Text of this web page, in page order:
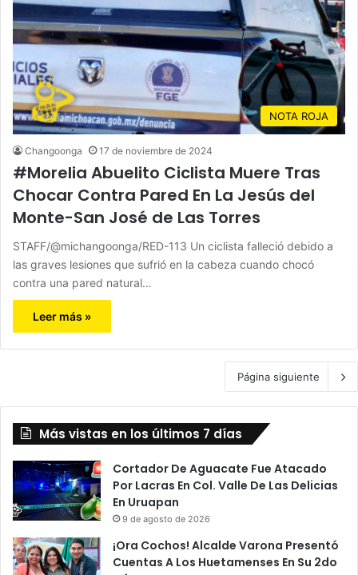
NOTA ROJA
Changoonga 17 de noviembre de 2024
#Morelia Abuelito Ciclista Muere Tras
Chocar Contra Pared En La Jesús del
Monte-San José de Las Torres
STAFF/@michangoonga/RED-113 Un ciclista falleció debido a
las graves lesiones que sufrió en la cabeza cuando chocó
contra una pared natural…
Leer más »
Página siguiente
Más vistas en los últimos 7 días
Cortador De Aguacate Fue Atacado
Por Lacras En Col. Valle De Las Delicias
En Uruapan
9 de agosto de 2026
¡Ora Cochos! Alcalde Varona Presentó
Cuentas A Los Huetamenses En Su 2do